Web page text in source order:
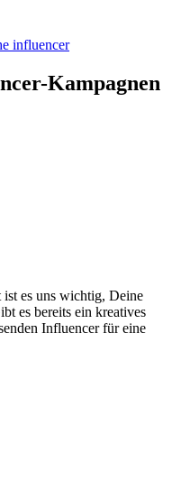
influencer
Kampagnen
ist es uns wichtig, Deine
es bereits ein kreatives
Influencer für eine